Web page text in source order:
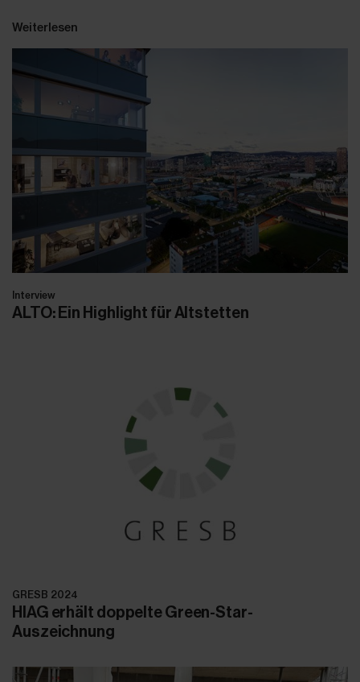
Weiterlesen
Interview
ALTO: Ein Highlight für Altstetten
GRESB 2024
HIAG erhält doppelte Green-Star-
Auszeichnung